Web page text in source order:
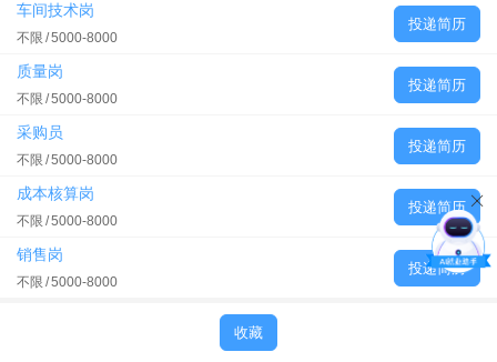
车间技术岗
不限 5000-8000
投递简历
质量岗
不限 5000-8000
投递简历
采购员
不限 5000-8000
投递简历
成本核算岗
不限 5000-8000
投递简历
销售岗
不限 5000-8000
投递简历
收藏